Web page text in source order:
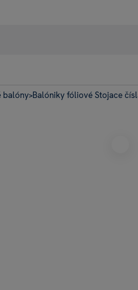
balóny>Balóniky fóliové Stojace